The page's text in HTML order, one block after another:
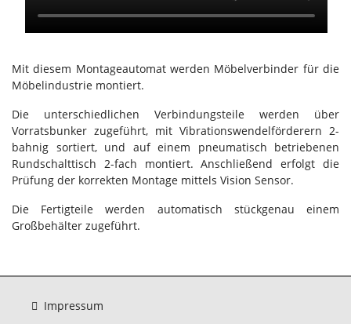
Mit diesem Montageautomat werden Möbelverbinder für die
Möbelindustrie montiert.
Die unterschiedlichen Verbindungsteile werden über
Vorratsbunker zugeführt, mit Vibrationswendelförderern 2-
bahnig sortiert, und auf einem pneumatisch betriebenen
Rundschalttisch 2-fach montiert. Anschließend erfolgt die
Prüfung der korrekten Montage mittels Vision Sensor.
Die Fertigteile werden automatisch stückgenau einem
Großbehälter zugeführt.
Impressum